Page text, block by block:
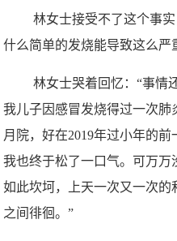
林女士接受不了这个事
什么简单的发烧能导致这么严
林女士哭着回忆：“事情
我儿子因感冒发烧得过一次
月院，好在2019年过小年的
我也终于松了一口气。可万
如此坎坷，上天一次又一次
之间徘徊。”